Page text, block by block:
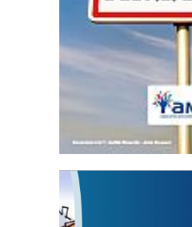
Statut de l’élu local
3 avril 2024
Mise à jour avril 2024